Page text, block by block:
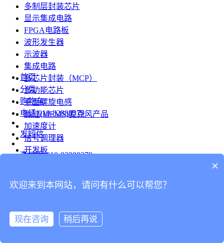
多制层封装芯片
显示集成电路
FPGA电路板
波形发生器
示波器
集成电路
多芯片封装（MCP）
多功能芯片
平面螺旋电感
微硅(MEMS)麦克风产品
加速度计
信号调理器
开发板
台式仪表
连接器
首页
分类
购物车
电话 010-82888379
发短信
查地图 010-82888379
分享
×
欢迎来到本网站，请问有什么可以帮您？
现在咨询 稍后再说